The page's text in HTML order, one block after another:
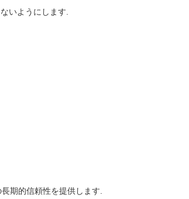
いようにします.
期的信頼性を提供します.